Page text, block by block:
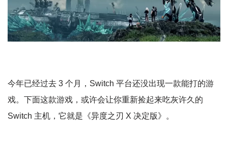
今年已经过去 3 个月，Switch 平台还没出现一款能打的游
戏。下面这款游戏，或许会让你重新捡起来吃灰许久的
Switch 主机，它就是《异度之刃 X 决定版》。